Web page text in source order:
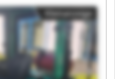
GmbH Herzog Adolf
Herzog Adolf GmbH
Adolf GmbH Herzog
Kleinanzeige